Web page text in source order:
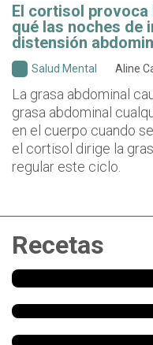
El cortisol provoca
qué las noches de
distensión
Salud Mental Aline
La grasa abdominal
grasa abdominal
en el cuerpo cuando
el cortisol dirige la
regular este ciclo.
Recetas